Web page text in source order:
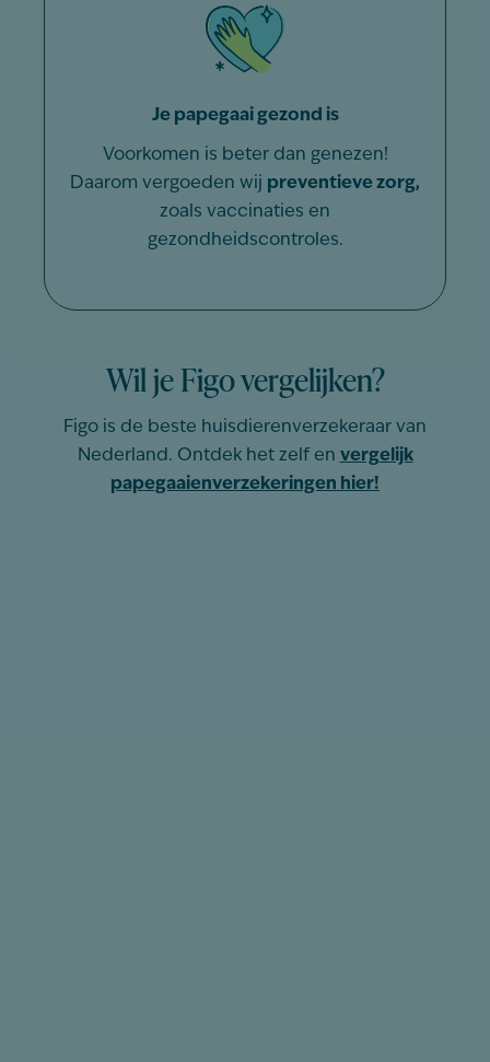
Je papegaai gezond is
Voorkomen is beter dan genezen!
Daarom vergoeden wij preventieve zorg,
zoals vaccinaties en
gezondheidscontroles.
Wil je Figo vergelijken?
Figo is de beste huisdierenverzekeraar van
Nederland. Ontdek het zelf en vergelijk
papegaaienverzekeringen hier!